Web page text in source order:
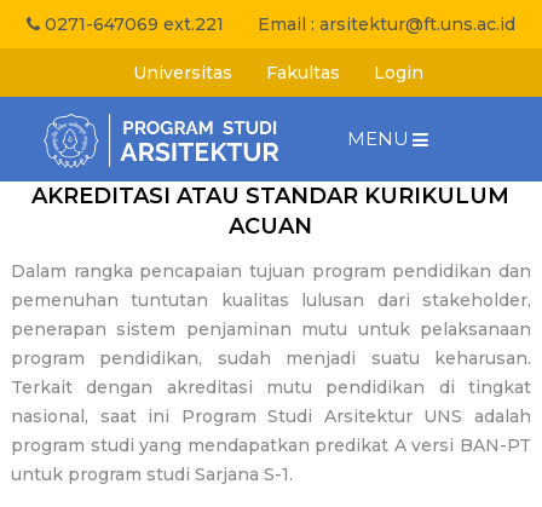
0271-647069 ext.221 Email : arsitektur@ft.uns.ac.id
Universitas Fakultas Login
MENU
AKREDITASI ATAU STANDAR KURIKULUM
ACUAN
Dalam rangka pencapaian tujuan program pendidikan dan
pemenuhan tuntutan kualitas lulusan dari stakeholder,
penerapan sistem penjaminan mutu untuk pelaksanaan
program pendidikan, sudah menjadi suatu keharusan.
Terkait dengan akreditasi mutu pendidikan di tingkat
nasional, saat ini Program Studi Arsitektur UNS adalah
program studi yang mendapatkan predikat A versi BAN-PT
untuk program studi Sarjana S-1.